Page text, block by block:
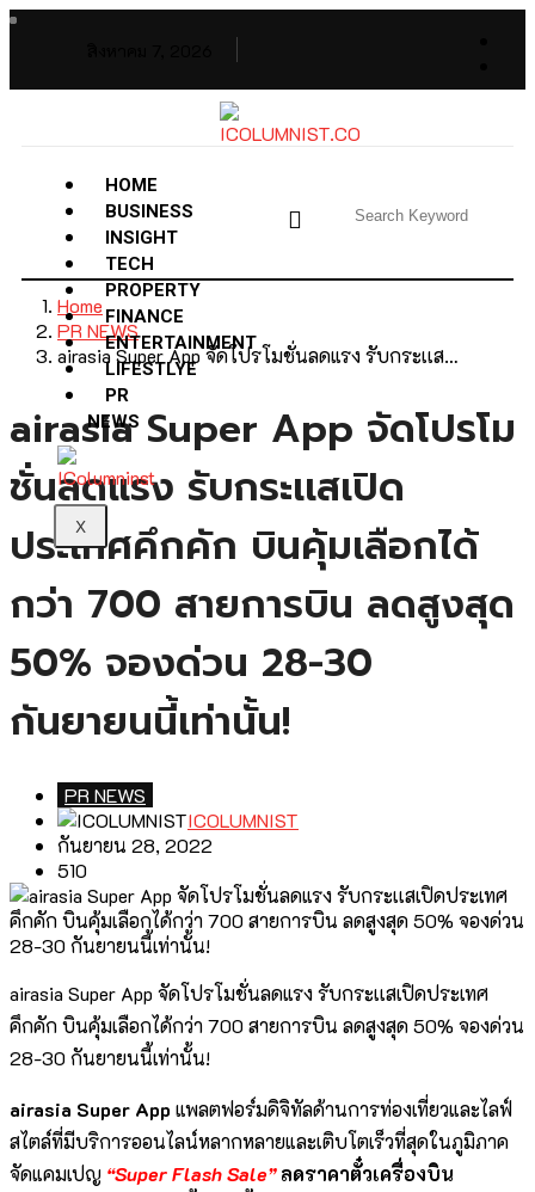
HOME
BUSINESS
INSIGHT
TECH
PROPERTY
FINANCE
ENTERTAINMENT
LIFESTLYE
PR
NEWS
X
Home
PR NEWS
airasia Super App จัดโปรโมชั่นลดแรง รับกระเเส…
airasia Super App จัดโปรโม
ชั่นลดแรง รับกระเเสเปิด
ประเทศคึกคัก บินคุ้มเลือกได้
กว่า 700 สายการบิน ลดสูงสุด
50% จองด่วน 28-30
กันยายนนี้เท่านั้น!
PR NEWS
ICOLUMNIST
กันยายน 28, 2022
510
airasia Super App จัดโปรโมชั่นลดแรง รับกระเเสเปิดประเทศ
คึกคัก บินคุ้มเลือกได้กว่า 700 สายการบิน ลดสูงสุด 50% จองด่วน
28-30 กันยายนนี้เท่านั้น!
airasia Super App แพลตฟอร์มดิจิทัลด้านการท่องเที่ยวและไลฟ์
สไตล์ที่มีบริการออนไลน์หลากหลายและเติบโตเร็วที่สุดในภูมิภาค
จัดแคมเปญ “Super Flash Sale” ลดราคาตั๋วเครื่องบิน